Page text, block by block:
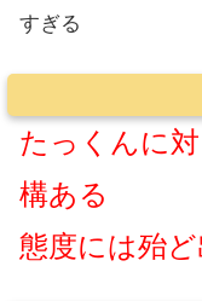
すぎる
たっくんに
構ある
態度には殆